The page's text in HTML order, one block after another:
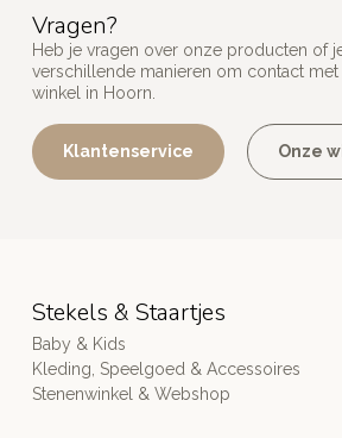
Vragen?
Heb je vragen over onze producten of
verschillende manieren om contact
winkel in Hoorn.
Klantenservice Onze
Stekels & Staartjes
Baby & Kids
Kleding, Speelgoed & Accessoires
Stenenwinkel & Webshop